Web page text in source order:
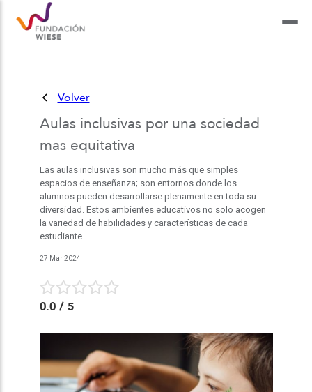
Volver
Aulas inclusivas por una sociedad
mas equitativa
Las aulas inclusivas son mucho más que simples
espacios de enseñanza; son entornos donde los
alumnos pueden desarrollarse plenamente en toda su
diversidad. Estos ambientes educativos no solo acogen
la variedad de habilidades y características de cada
estudiante...
27 Mar 2024
0.0/ 5